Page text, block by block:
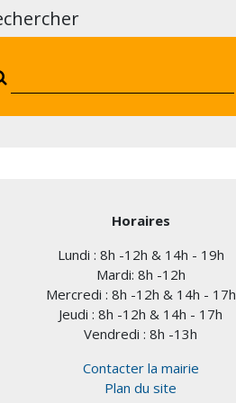
Horaires
Lundi : 8h -12h & 14h - 19h
Mardi: 8h -12h
Mercredi : 8h -12h & 14h - 17h
Jeudi : 8h -12h & 14h - 17h
Vendredi : 8h -13h
Contacter la mairie
Plan du site